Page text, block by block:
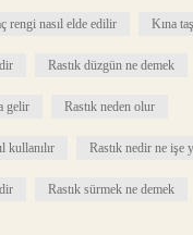
rengi nasıl elde edilir Kına
Rastık düzgün ne demek
gelir Rastık neden olur
kullanılır Rastık nedir ne işe
Rastık sürmek ne demek